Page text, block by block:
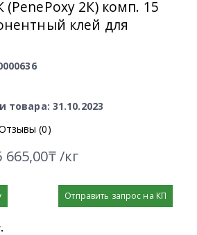
(PenePoxy 2К) комп. 15
клей для
31.10.2023
(0)
665,00₸ /кг
Отправить запрос на КП